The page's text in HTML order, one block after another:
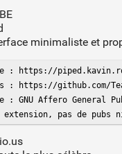
minimaliste et
: https://
: https://github.com/
: GNU Affero General
pas de pubs